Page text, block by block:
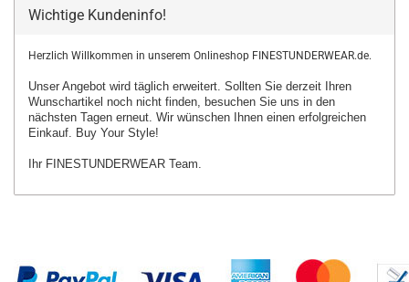
Wichtige Kundeninfo!
Herzlich Willkommen in unserem Onlineshop FINESTUNDERWEAR.de.
Unser Angebot wird täglich erweitert. Sollten Sie derzeit Ihren
Wunschartikel noch nicht finden, besuchen Sie uns in den
nächsten Tagen erneut. Wir wünschen Ihnen einen erfolgreichen
Einkauf. Buy Your Style!
Ihr FINESTUNDERWEAR Team.